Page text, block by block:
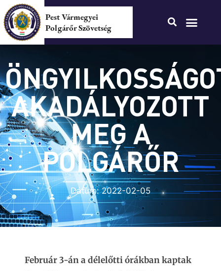
Pest Vármegyei
Polgárőr Szövetség
AKADÁLYOZOTT
MEG A
POLGÁRŐR
Dátum:2022-02-05
Február 3-án a délelőtti órákban kaptak